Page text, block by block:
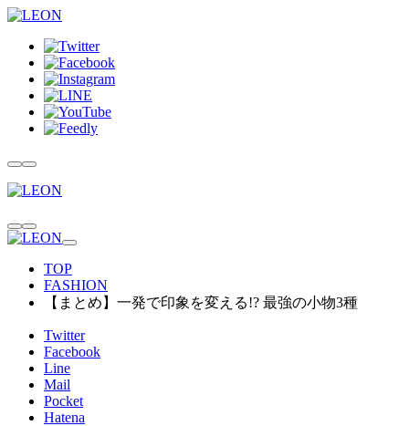
TOP
FASHION
【まとめ】一発で印象を変える!? 最強の小物3種
Twitter
Facebook
Line
Mail
Pocket
Hatena